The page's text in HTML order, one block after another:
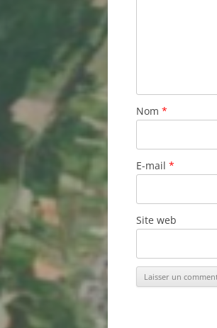
Nom *
E-mail *
Site web